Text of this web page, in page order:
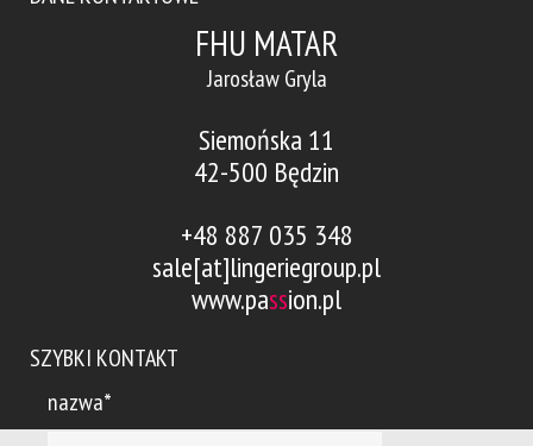
FHU MATAR
Jarosław Gryla
Siemońska 11
42-500 Będzin
+48 887 035 348
sale[at]lingeriegroup.pl
www.passion.pl
SZYBKI KONTAKT
nazwa*